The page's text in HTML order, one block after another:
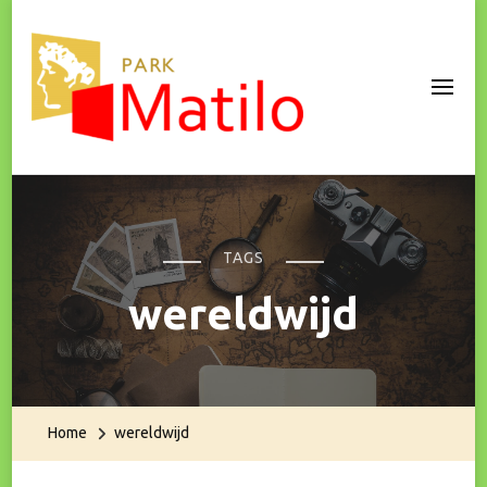
Park Matilo
TAGS
wereldwijd
Home wereldwijd